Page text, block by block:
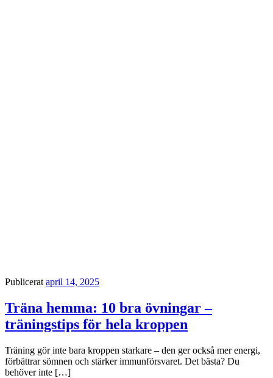
Publicerat april 14, 2025
Träna hemma: 10 bra övningar –
träningstips för hela kroppen
Träning gör inte bara kroppen starkare – den ger också mer energi,
förbättrar sömnen och stärker immunförsvaret. Det bästa? Du
behöver inte […]